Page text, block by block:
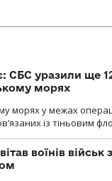
СБС уразили ще
морях
морях у межах
із тіньовим
воїнів військ